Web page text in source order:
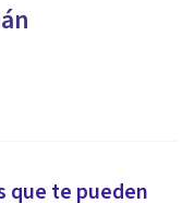
que te pueden